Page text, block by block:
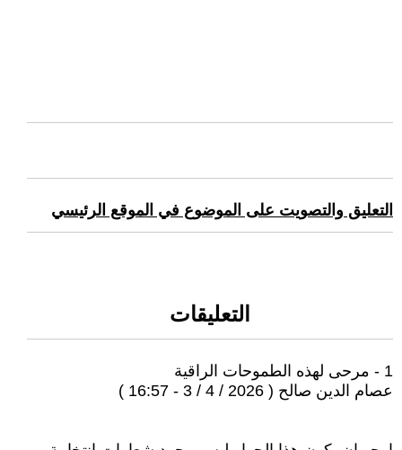
التعليق والتصويت على الموضوع في الموقع الرئيسي
التعليقات
1 - مرحى لهذه الطموحات الراقية
عصام الدين صالح ( 2026 / 4 / 3 - 16:57 )